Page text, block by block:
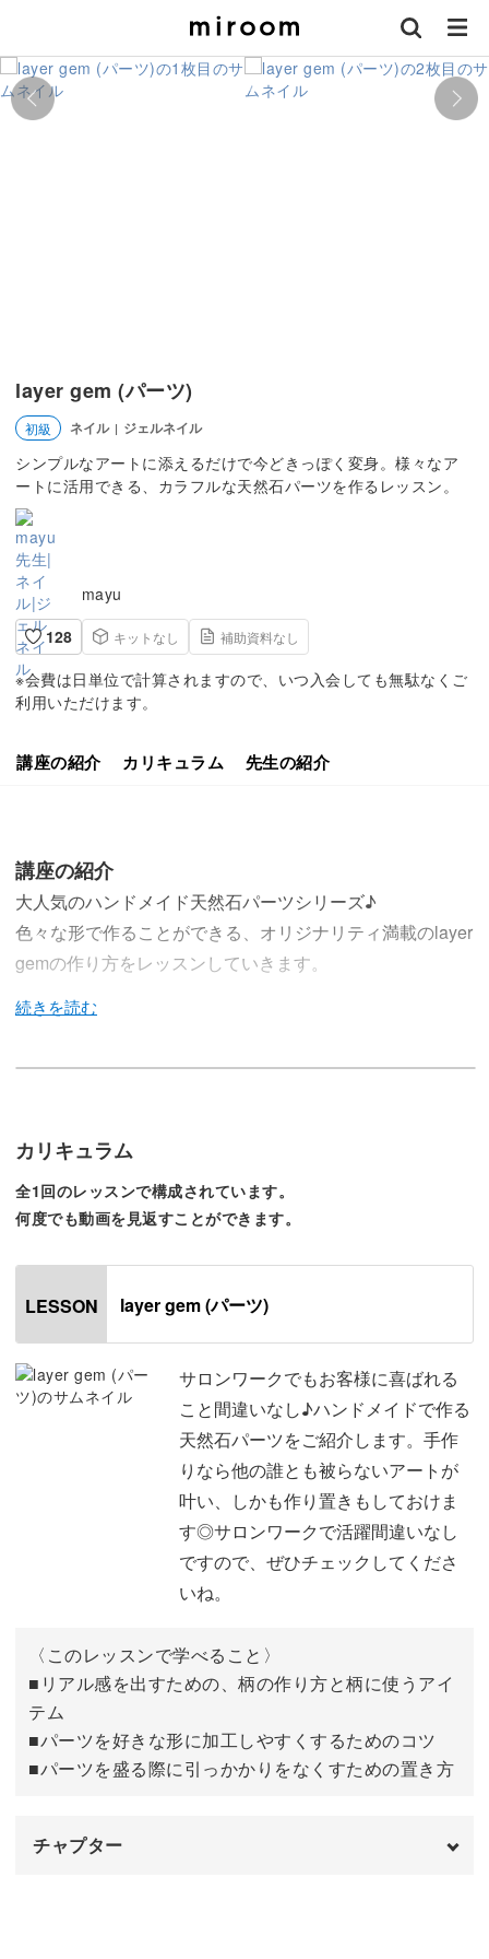
layer gem (パーツ)
初級 ネイル | ジェルネイル
シンプルなアートに添えるだけで今どきっぽく変身。様々なア
ートに活用できる、カラフルな天然石パーツを作るレッスン。
mayu
128
キットなし 補助資料なし
※会費は日単位で計算されますので、いつ入会しても無駄なくご
利用いただけます。
講座の紹介 カリキュラム 先生の紹介
講座の紹介
大人気のハンドメイド天然石パーツシリーズ♪
色々な形で作ることができる、オリジナリティ満載のlayer
gemの作り方をレッスンしていきます。
夏にぴったりの天然石パーツの作り方をレクチャー。
ハンドメイドで作る天然石パーツは、唯一無二の存在。
もお客様に喜ばれること間違いなしです。
りだめておけばサロンワークの時短にも繋がります。
シンプルなアートに添えるだけで今どきっぽくなる天然石
パーツの作り方は、この夏にぜひ習得してほしい技法。
今回もmayu先生がパーツを一から作り、お爪にのせて仕
上げるまでを丁寧に解説していきます。
◆リアル感を出すための、柄の作り方と柄に使うアイテム
◆パーツを盛る際に引っかかりをなくすための置き方
などを中心に、リアル感を追求した天然石パーツをレッス
ンしていきます。
カリキュラム
全1回のレッスンで構成されています。
何度でも動画を見返すことができます。
LESSON layer gem (パーツ)
サロンワークでもお客様に喜ばれる
こと間違いなし♪ハンドメイドで作る
天然石パーツをご紹介します。手作
りなら他の誰とも被らないアートが
叶い、しかも作り置きもしておけま
す◎サロンワークで活躍間違いなし
ですので、ぜひチェックしてくださ
いね。
〈このレッスンで学べること〉
■リアル感を出すための、柄の作り方と柄に使うアイ
テム
■パーツを好きな形に加工しやすくするためのコツ
■パーツを盛る際に引っかかりをなくすための置き方
チャプター